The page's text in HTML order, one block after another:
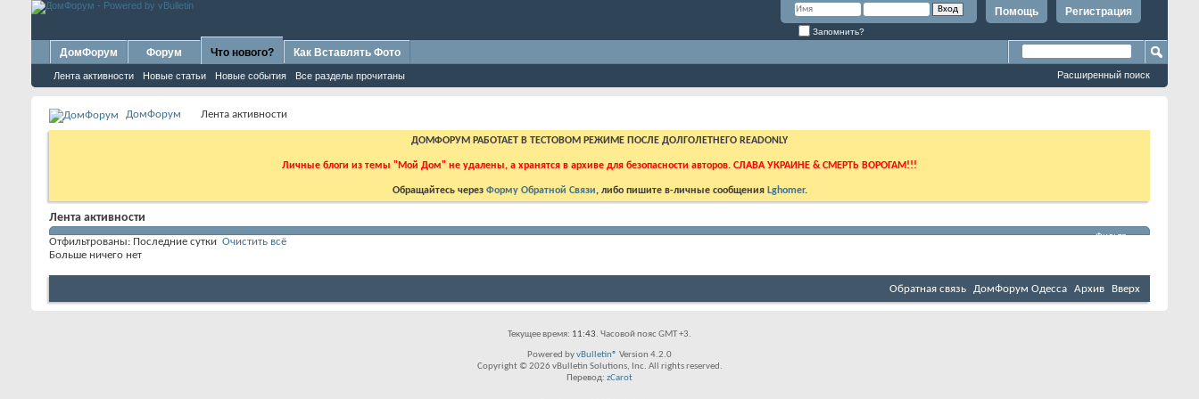
Регистрация
Помощь
Запомнить?
ДомФорум Форум Что нового?
Лента активности Новые статьи Новые события Все разделы прочитаны
Как Вставлять Фото
Расширенный поиск
ДомФорум Лента активности
ДОМФОРУМ РАБОТАЕТ В ТЕСТОВОМ РЕЖИМЕ ПОСЛЕ ДОЛГОЛЕТНЕГО READONLY
Личные блоги из темы "Мой Дом" не удалены, а хранятся в архиве для безопасности авторов. СЛАВА УКРАИНЕ & СМЕРТЬ ВОРОГАМ!!!
Обращайтесь через Форму Обратной Связи, либо пишите в-личные сообщения Lghomer.
Лента активности
Фильтр
Отфильтрованы: Последние сутки Очистить всё
Больше ничего нет
Обратная связь ДомФорум Одесса Архив Вверх
Текущее время: 11:43. Часовой пояс GMT +3.
Powered byvBulletin® Version 4.2.0
Copyright © 2026 vBulletin Solutions, Inc. All rights reserved.
Перевод: zCarot